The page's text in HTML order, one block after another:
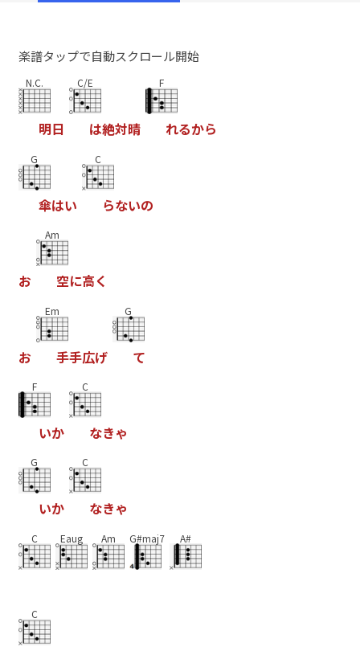
楽譜タップで自動スクロール開始
N.C.
明日
C/E
は絶対晴
F
れるから
G
傘はい
C
らないの
お
Am
空に高く
お
Em
手手広げ
G
て
F
いか
C
なきゃ
G
いか
C
なきゃ
C Eaug Am G#maj7 A#
C